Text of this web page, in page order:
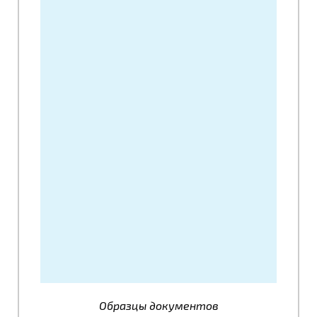
Образцы документов